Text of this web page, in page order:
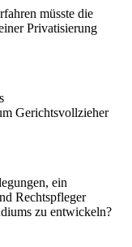
müsste die
Privatisierung
Gerichtsvollzieher
ein
Rechtspfleger
zu entwickeln?